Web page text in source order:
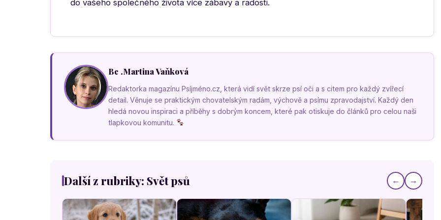
do vašeho společného života více zábavy a radosti.
Bc .Martina Vaňková
Redaktorka magazínu Psíjméno.cz, která vidí svět skrze psí oči a s citem pro každý zvířecí
detail. Věnuje se praktickým chovatelským radám, výchově a psímu zpravodajství. Každý den
hledá novou inspiraci a příběhy s dobrým koncem, které pak otiskuje do článků pro celou naši
tlapkovou komunitu.
Další z rubriky: Svět psů ← →